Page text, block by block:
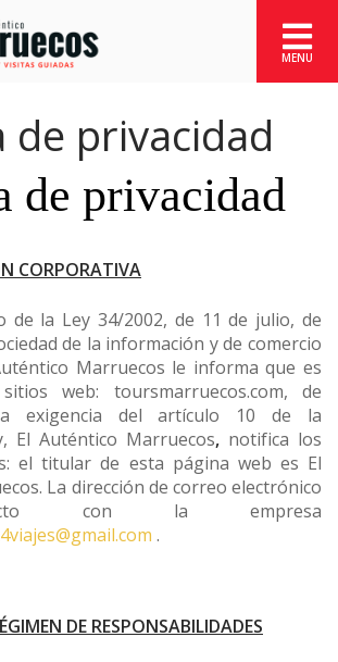
de privacidad
de privacidad
CORPORATIVA
de la Ley 34/2002, de 11 de julio, de
de la información y de comercio
Marruecos le informa que es
web: toursmarruecos.com, de
exigencia del artículo 10 de la
El Auténtico Marruecos, notifica los
el titular de esta página web es El
La dirección de correo electrónico
con la empresa
.
DE RESPONSABILIDADES